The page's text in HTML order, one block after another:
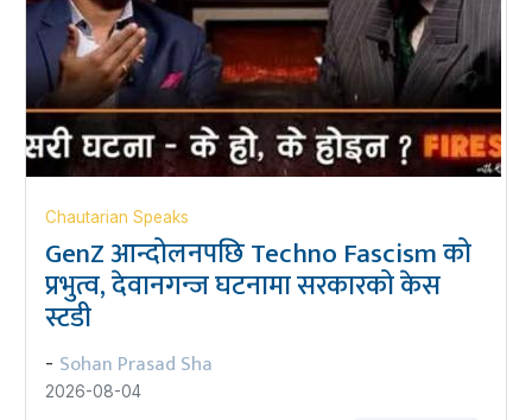
Chautarian Speaks
GenZ आन्दोलनपछि Techno Fascism को
प्रभुत्व, देवानगन्ज घटनामा सरकारको केस
स्टडी
- Sohan Prasad Sha
2026-08-04